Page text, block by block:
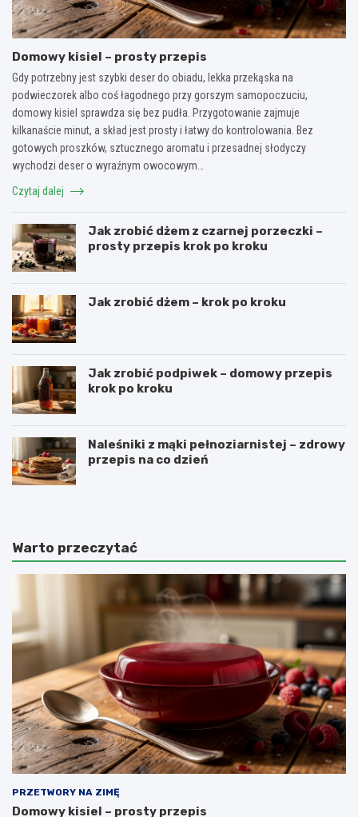
Domowy kisiel – prosty przepis
Gdy potrzebny jest szybki deser do obiadu, lekka przekąska na
podwieczorek albo coś łagodnego przy gorszym samopoczuciu,
domowy kisiel sprawdza się bez pudła. Przygotowanie zajmuje
kilkanaście minut, a skład jest prosty i łatwy do kontrolowania. Bez
gotowych proszków, sztucznego aromatu i przesadnej słodyczy
wychodzi deser o wyraźnym owocowym…
Czytaj dalej
Jak zrobić dżem z czarnej porzeczki –
prosty przepis krok po kroku
Jak zrobić dżem – krok po kroku
Jak zrobić podpiwek – domowy przepis
krok po kroku
Naleśniki z mąki pełnoziarnistej – zdrowy
przepis na co dzień
Warto przeczytać
PRZETWORY NA ZIMĘ
Domowy kisiel – prosty przepis